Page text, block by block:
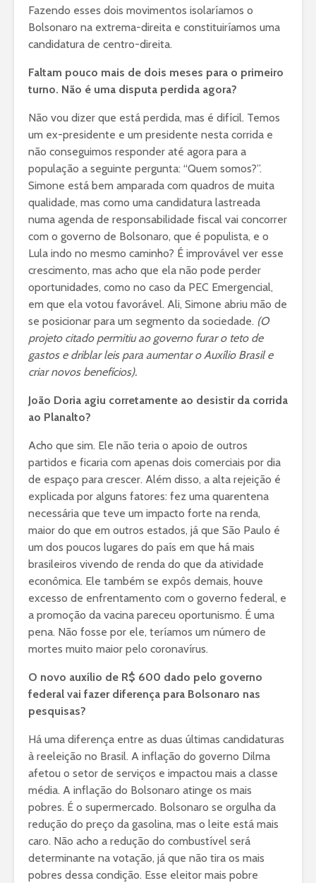
Fazendo esses dois movimentos isolaríamos o
Bolsonaro na extrema-direita e constituiríamos uma
candidatura de centro-direita.
Faltam pouco mais de dois meses para o primeiro
turno. Não é uma disputa perdida agora?
Não vou dizer que está perdida, mas é difícil. Temos
um ex-presidente e um presidente nesta corrida e
não conseguimos responder até agora para a
população a seguinte pergunta: “Quem somos?”.
Simone está bem amparada com quadros de muita
qualidade, mas como uma candidatura lastreada
numa agenda de responsabilidade fiscal vai concorrer
com o governo de Bolsonaro, que é populista, e o
Lula indo no mesmo caminho? É improvável ver esse
crescimento, mas acho que ela não pode perder
oportunidades, como no caso da PEC Emergencial,
em que ela votou favorável. Ali, Simone abriu mão de
se posicionar para um segmento da sociedade. (O
projeto citado permitiu ao governo furar o teto de
gastos e driblar leis para aumentar o Auxílio Brasil e
criar novos benefícios).
João Doria agiu corretamente ao desistir da corrida
ao Planalto?
Acho que sim. Ele não teria o apoio de outros
partidos e ficaria com apenas dois comerciais por dia
de espaço para crescer. Além disso, a alta rejeição é
explicada por alguns fatores: fez uma quarentena
necessária que teve um impacto forte na renda,
maior do que em outros estados, já que São Paulo é
um dos poucos lugares do país em que há mais
brasileiros vivendo de renda do que da atividade
econômica. Ele também se expôs demais, houve
excesso de enfrentamento com o governo federal, e
a promoção da vacina pareceu oportunismo. É uma
pena. Não fosse por ele, teríamos um número de
mortes muito maior pelo coronavírus.
O novo auxílio de R$ 600 dado pelo governo
federal vai fazer diferença para Bolsonaro nas
pesquisas?
Há uma diferença entre as duas últimas candidaturas
à reeleição no Brasil. A inflação do governo Dilma
afetou o setor de serviços e impactou mais a classe
média. A inflação do Bolsonaro atinge os mais
pobres. É o supermercado. Bolsonaro se orgulha da
redução do preço da gasolina, mas o leite está mais
caro. Não acho a redução do combustível será
determinante na votação, já que não tira os mais
pobres dessa condição. Esse eleitor mais pobre